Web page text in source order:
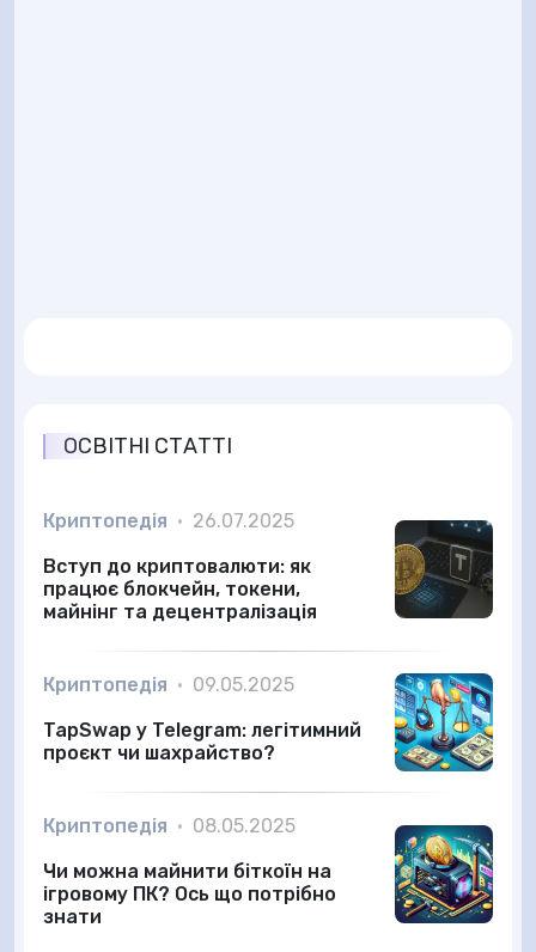
ОСВІТНІ СТАТТІ
Криптопедія • 26.07.2025
Вступ до криптовалюти: як
працює блокчейн, токени,
майнінг та децентралізація
Криптопедія • 09.05.2025
TapSwap у Telegram: легітимний
проєкт чи шахрайство?
Криптопедія • 08.05.2025
Чи можна майнити біткоїн на
ігровому ПК? Ось що потрібно
знати